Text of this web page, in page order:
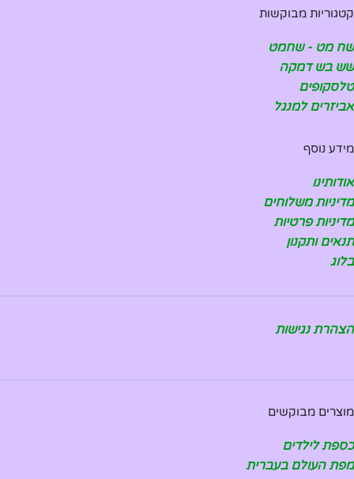
קטגוריות מבוקשות
שח מט - שחמט
שש בש דמקה
טלסקופים
אביזרים למנגל
מידע נוסף
אודותינו
מדיניות משלוחים
מדיניות פרטיות
תנאים ותקנון
בלוג
הצהרת נגישות
מוצרים מבוקשים
כספת לילדים
מפת העולם בעברית